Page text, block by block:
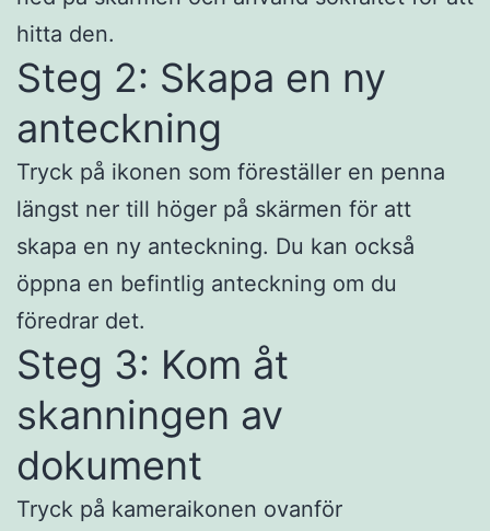
hitta den.
Steg 2: Skapa en ny
anteckning
Tryck på ikonen som föreställer en penna
längst ner till höger på skärmen för att
skapa en ny anteckning. Du kan också
öppna en befintlig anteckning om du
föredrar det.
Steg 3: Kom åt
skanningen av
dokument
Tryck på kameraikonen ovanför